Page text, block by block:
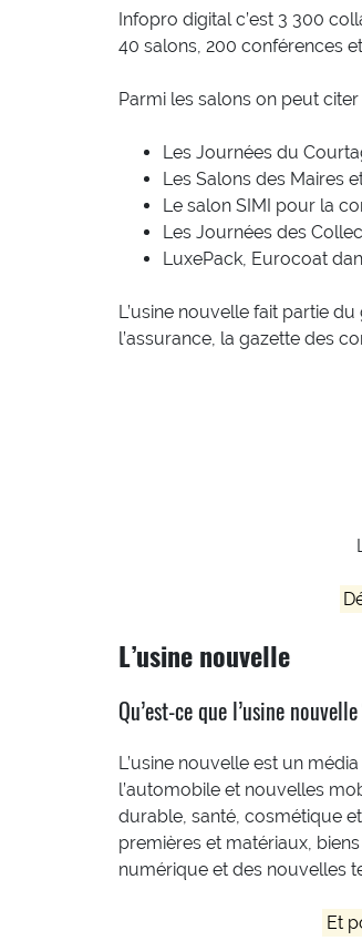
Infopro digital c’est 3 300
40 salons, 200 conférences
Parmi les salons on peut citer
Les Journées du
Les Salons des Maires
Le salon SIMI pour la
Les Journées des
LuxePack, Eurocoat
L’usine nouvelle fait partie
l’assurance, la gazette des
L’usine nouvelle
Qu’est-ce que l’usine
L’usine nouvelle est un
l’automobile et nouvelles
durable, santé, cosmétique
premières et matériaux,
numérique et des nouvelles
Et